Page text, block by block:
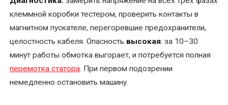
оборудования
трансформаторной
подстанции
Ремонт
клеммной коробки тестером, проверить контакты в
магнитном пускателе, перегоревшие предохранители,
целостность кабеля. Опасность высокая: за 10–30
минут работы обмотка выгорает, и потребуется полная
перемотка статора. При первом подозрении
немедленно остановить машину.